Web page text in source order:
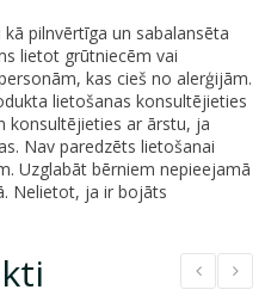
pilnvērtīga un sabalansēta
lietot grūtniecēm vai
kas cieš no alerģijām.
lietošanas konsultējieties
konsultējieties ar ārstu, ja
Nav paredzēts lietošanai
Uzglabāt bērniem nepieejamā
Nelietot, ja ir bojāts